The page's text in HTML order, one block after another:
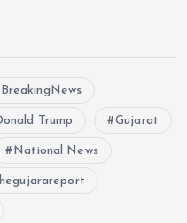
BreakingNews
Trump Gujarat
National News